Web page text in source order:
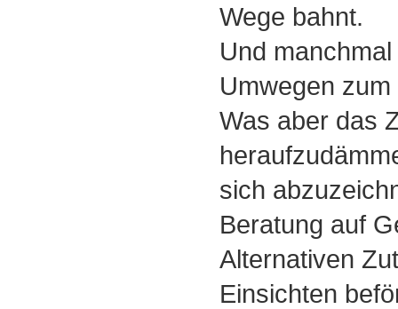
Wege bahnt.
Und
Umwegen zum
Was aber das
sich
Beratung auf
Alternativen
Einsichten